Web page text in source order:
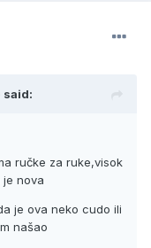
said:
ručke za ruke,visok
nova
je ova neko cudo ili
našao